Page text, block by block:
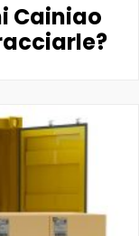
Cainiao